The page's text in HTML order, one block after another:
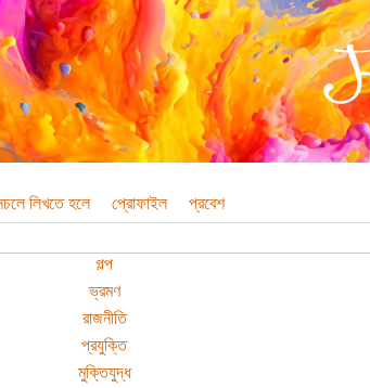
লিখতে হলে প্রোফাইল প্রবেশ
গল্প
ভ্রমণ
রাজনীতি
প্রযুক্তি
মুক্তিযুদ্ধ